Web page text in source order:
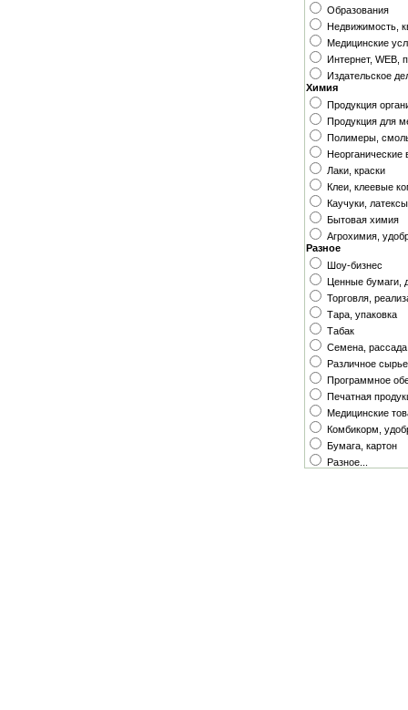
Образования
Недвижимость,
Медицинские
Интернет, WEB,
Издательское
Химия
Продукция
Продукция для
Полимеры,
Неорганические
Лаки, краски
Клеи, клеевые
Каучуки,
Бытовая химия
Агрохимия,
Разное
Шоу-бизнес
Ценные бумаги,
Торговля,
Тара, упаковка
Табак
Семена,
Различное
Программное
Печатная
Медицинские
Комбикорм,
Бумага, картон
Разное...